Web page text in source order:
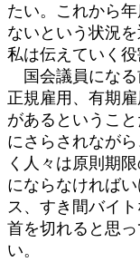
たい。これから
ないという状況
私は伝えていく役
国会議員になる
正規雇用、有期
があるというこ
にさらされなが
く人々は原則期
にならなければ
ス、すき間バイ
首を切れると思
い。